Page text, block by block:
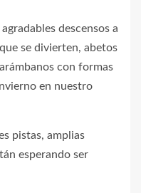
descensos a
se divierten, abetos
con formas
en nuestro
pistas, amplias
esperando ser